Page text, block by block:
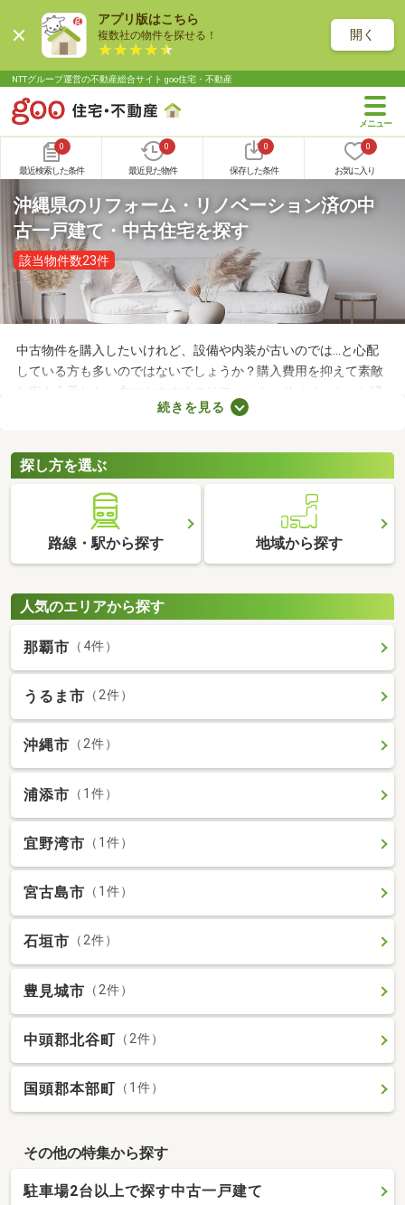
アプリ版はこちら
複数社の物件を探せる！ 開く
NTTグループ運営の不動産総合サイト goo住宅・不動産
0
最近検索した条件
0
最近見た物件
0
保存した条件
0
お気に入り
沖縄県のリフォーム・リノベーション済の中
古一戸建て・中古住宅を探す
該当物件数23件
中古物件を購入したいけれど、設備や内装が古いのでは…と心配
している方も多いのではないでしょうか？購入費用を抑えて素敵
な家を入手したい方におすすめのリフォーム・リノベーション済
みの中古一軒家を紹介します。築年数が古くても新しい設備が整
快適に暮らせますよ。
続きを見る
探し方を選ぶ
路線・駅から探す 地域から探す
人気のエリアから探す
那覇市 （4件）
うるま市 （2件）
沖縄市 （2件）
浦添市 （1件）
宜野湾市 （1件）
宮古島市 （1件）
石垣市 （2件）
豊見城市 （2件）
中頭郡北谷町 （2件）
国頭郡本部町 （1件）
その他の特集から探す
駐車場2台以上で探す中古一戸建て